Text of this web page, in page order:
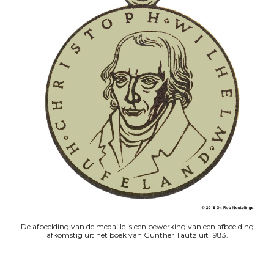
De afbeelding van de medaille is een bewerking van een afbeelding
afkomstig uit het boek van Günther Tautz uit 1983.